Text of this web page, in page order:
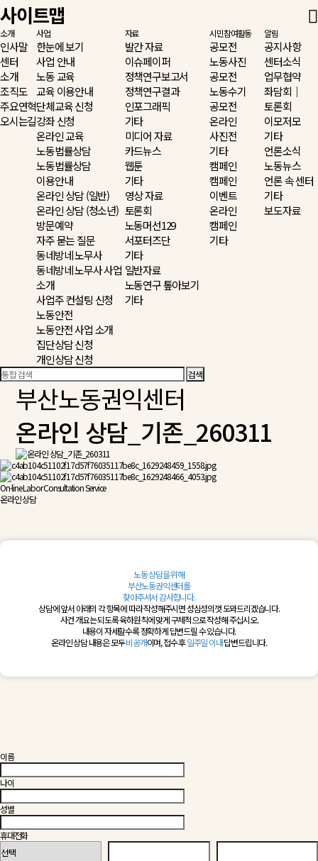
사이트맵
소개
인사말
센터
소개
조직도
주요연혁
오시는길
사업
한눈에 보기
사업 안내
노동 교육
교육 이용안내
단체교육 신청
강좌 신청
온라인 교육
노동법률상담
노동법률상담
이용안내
온라인 상담 (일반)
온라인 상담 (청소년)
방문예약
자주 묻는 질문
동네방네 노무사
동네방네 노무사 사업
소개
사업주 컨설팅 신청
노동안전
노동안전 사업 소개
집단상담 신청
개인상담 신청
자료
발간 자료
이슈페이퍼
정책연구보고서
정책연구결과
인포그래픽
기타
미디어 자료
카드뉴스
웹툰
기타
영상 자료
토론회
노동머선129
서포터즈단
기타
일반자료
노동연구 톺아보기
기타
시민참여활동
공모전
노동사진
공모전
노동수기
공모전
온라인
사진전
기타
캠페인
캠페인
이벤트
온라인
캠페인
기타
알림
공지사항
센터소식
업무협약
좌담회｜
토론회
이모저모
기타
언론소식
노동뉴스
언론 속 센터
기타
보도자료
부산노동권익센터
온라인 상담_기존_260311
On-line Labor Consultation Service
온라인 상담
노동 상담을 위해
부산노동권익센터를
찾아주셔서 감사합니다.
상담에 앞서 아래의 각 항목에 따라 작성해주시면 성심성의껏 도와드리겠습니다.
사건 개요는 되도록 육하원칙에 맞게 구체적으로 작성해 주십시오.
내용이 자세할수록 정확하게 답변드릴 수 있습니다.
온라인 상담 내용은 모두비공개이며, 접수 후일주일 이내답변드립니다.
이름
나이
성별
휴대전화